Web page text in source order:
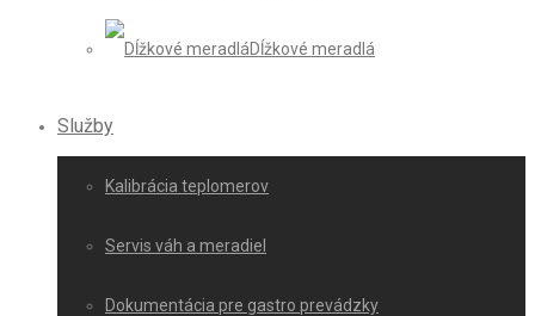
Dĺžkové meradlá
Služby
Kalibrácia teplomerov
Servis váh a meradiel
Dokumentácia pre gastro prevádzky